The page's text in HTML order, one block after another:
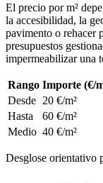
El precio por m²
la accesibilidad, la
pavimento o rehacer
presupuestos
impermeabilizar una
Rango Importe (€/
Desde 20 €/m²
Hasta
60 €/m²
Medio 40 €/m²
Desglose orientativo